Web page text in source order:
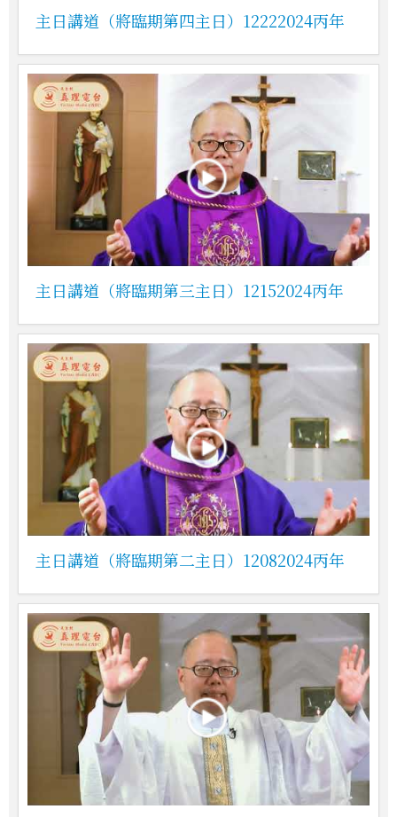
主日講道（將臨期第四主日）12222024丙年
主日講道（將臨期第三主日）12152024丙年
主日講道（將臨期第二主日）12082024丙年